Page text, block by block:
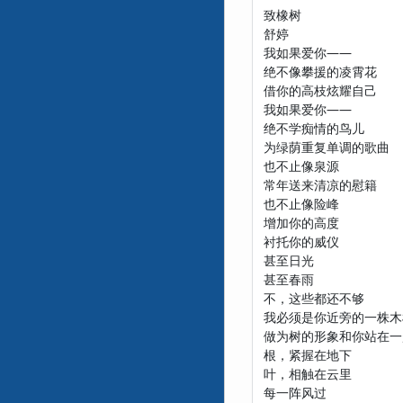
致橡树
舒婷
我如果爱你——
绝不像攀援的凌霄花
借你的高枝炫耀自己
我如果爱你——
绝不学痴情的鸟儿
为绿荫重复单调的歌曲
也不止像泉源
常年送来清凉的慰籍
也不止像险峰
增加你的高度
衬托你的威仪
甚至日光
甚至春雨
不，这些都还不够
我必须是你近旁的一株
做为树的形象和你站在
根，紧握在地下
叶，相触在云里
每一阵风过